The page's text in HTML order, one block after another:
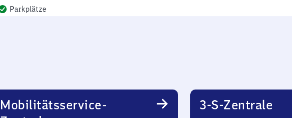
Parkplätze
Mobilitätsservice-
3-S-Zentrale